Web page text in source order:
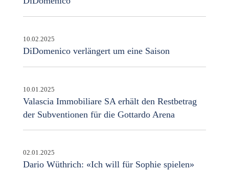
10.02.2025
DiDomenico verlängert um eine Saison
10.01.2025
Valascia Immobiliare SA erhält den Restbetrag
der Subventionen für die Gottardo Arena
02.01.2025
Dario Wüthrich: «Ich will für Sophie spielen»